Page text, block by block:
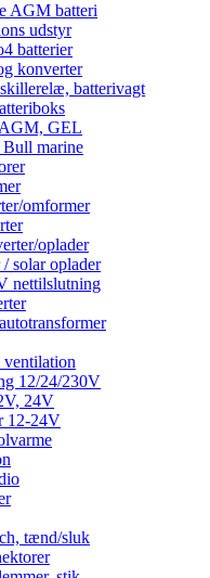
AGM batteri
udstyr
batterier
konverter
batterivagt
GEL
marine
omformer
oplader
solar oplader
nettilslutning
12/24/230V
24V
12-24V
tænd/sluk